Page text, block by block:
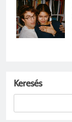
Keresés